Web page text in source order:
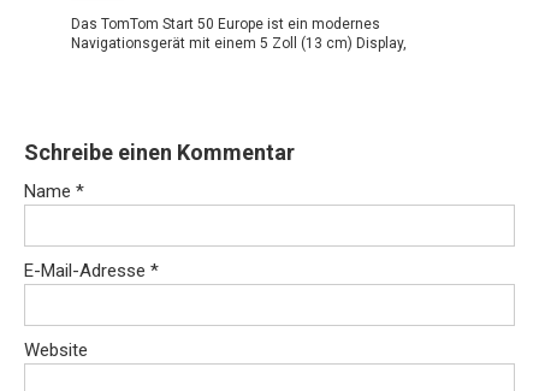
Das TomTom Start 50 Europe ist ein modernes
Navigationsgerät mit einem 5 Zoll (13 cm) Display,
Schreibe einen Kommentar
Name *
E-Mail-Adresse *
Website